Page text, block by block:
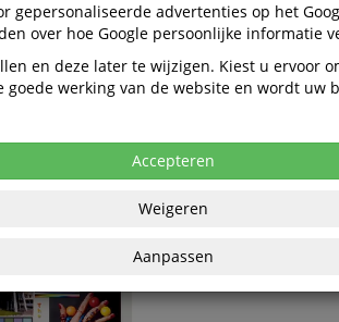
Jalema Grip 90cm
2 eenheden, zie prijsoverzicht
gepersonaliseerde advertenties op het
over hoe Google persoonlijke informatie
en deze later te wijzigen. Kiest u ervoor
werking van de website en wordt uw
Accepteren
Weigeren
Aanpassen